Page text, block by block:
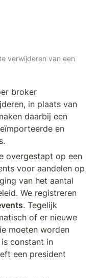
verwijderen van een
broker
in plaats van
daarbij een
en
overgestapt op een
voor aandelen op
van het aantal
We registreren
. Tegelijk
of er nieuwe
moeten worden
constant in
een president